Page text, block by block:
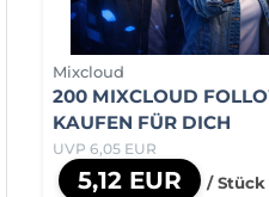
Mixcloud
200 MIXCLOUD
KAUFEN FÜR DICH
UVP 6,05 EUR
5,12 EUR / Stück